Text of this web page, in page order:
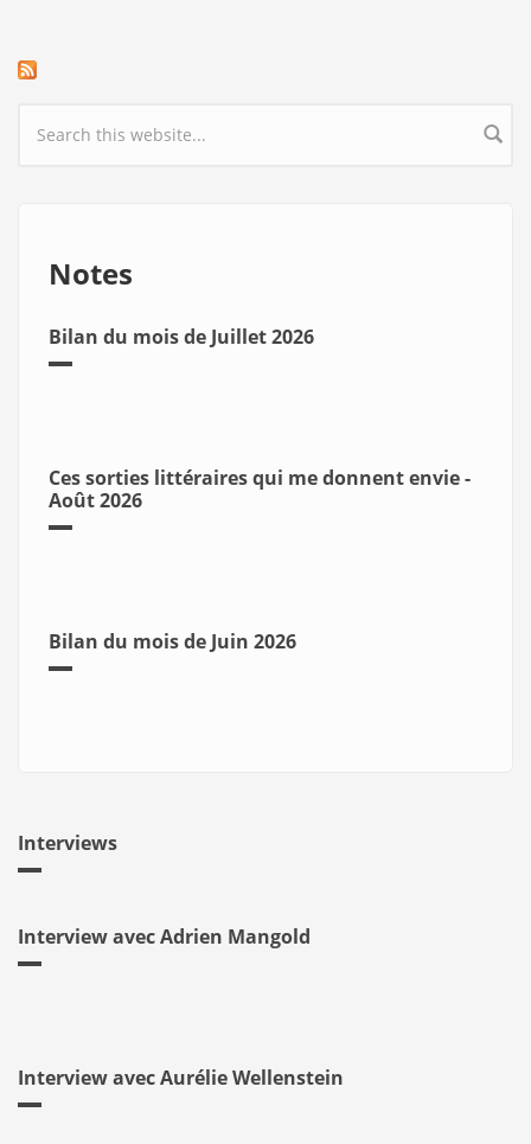
Search form
Notes
Bilan du mois de Juillet 2026
Ces sorties littéraires qui me donnent envie -
Août 2026
Bilan du mois de Juin 2026
Interviews
Interview avec Adrien Mangold
Interview avec Aurélie Wellenstein